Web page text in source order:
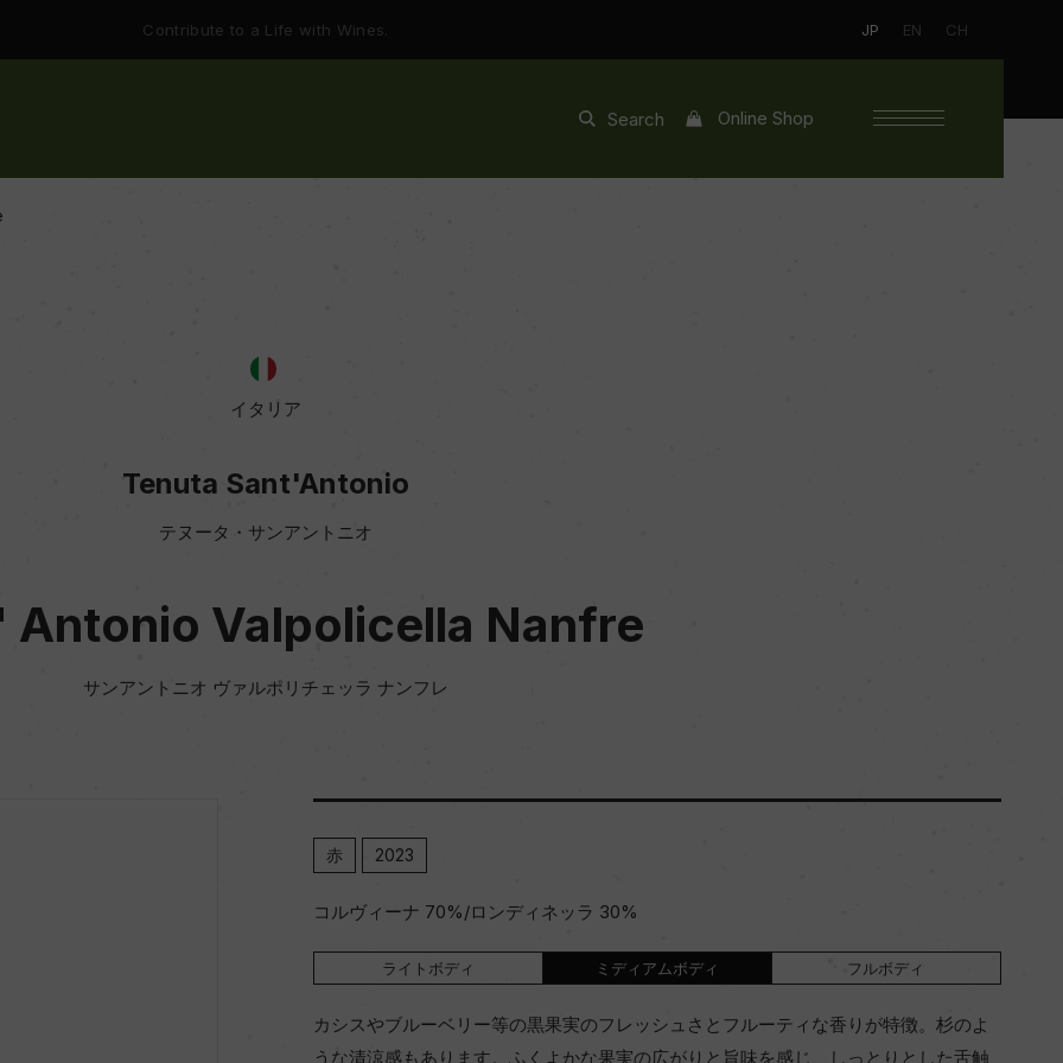
Contribute to a Life with Wines. JP EN CH
Search Online Shop
イタリア
Tenuta Sant'Antonio
テヌータ・サンアントニオ
Antonio Valpolicella Nanfre
サンアントニオ ヴァルポリチェッラ ナンフレ
赤 2023
コルヴィーナ 70%/ロンディネッラ 30%
ライトボディ ミディアムボディ フルボディ
カシスやブルーベリー等の黒果実のフレッシュさとフルーティな香りが特徴。杉のよ
うな清涼感もあります。ふくよかな果実の広がりと旨味を感じ、しっとりとした舌触